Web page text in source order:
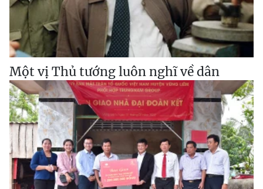
Một vị Thủ tướng luôn nghĩ về dân